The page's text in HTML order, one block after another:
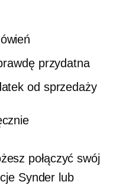
przydatna
od sprzedaży
połączyć swój
Synder lub